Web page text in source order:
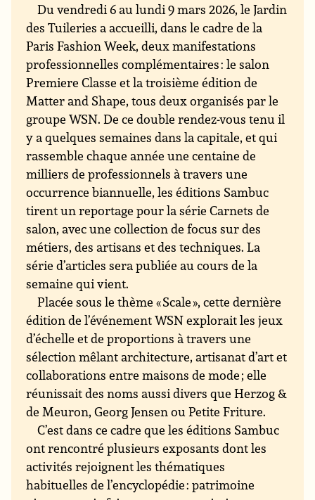
Du vendredi 6 au lundi 9 mars 2026, le Jardin
des Tuileries a accueilli, dans le cadre de la
Paris Fashion Week, deux manifestations
professionnelles complémentaires : le salon
Premiere Classe et la troisième édition de
Matter and Shape, tous deux organisés par le
groupe WSN. De ce double rendez-vous tenu il
y a quelques semaines dans la capitale, et qui
rassemble chaque année une centaine de
milliers de professionnels à travers une
occurrence biannuelle, les éditions Sambuc
tirent un reportage pour la série Carnets de
salon, avec une collection de focus sur des
métiers, des artisans et des techniques. La
série d’articles sera publiée au cours de la
semaine qui vient.
Placée sous le thème « Scale », cette dernière
édition de l’événement WSN explorait les jeux
d’échelle et de proportions à travers une
sélection mêlant architecture, artisanat d’art et
collaborations entre maisons de mode ; elle
réunissait des noms aussi divers que Herzog &
de Meuron, Georg Jensen ou Petite Friture.
C’est dans ce cadre que les éditions Sambuc
ont rencontré plusieurs exposants dont les
activités rejoignent les thématiques
habituelles de l’encyclopédie : patrimoine